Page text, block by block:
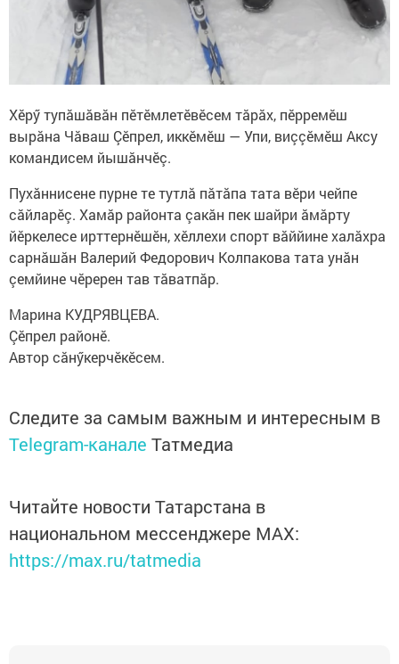
Хӗрӳ тупăшăвăн пӗтӗмлетӗвӗсем тăрăх, пӗрремӗш
вырăна Чăваш Çӗпрел, иккӗмӗш — Упи, виççӗмӗш Аксу
командисем йышăнчӗç.
Пухăннисене пурне те тутлă пăтăпа тата вӗри чейпе
сăйларӗç. Хамăр районта çакăн пек шайри ăмăрту
йӗркелесе ирттернӗшӗн, хӗллехи спорт вăййине халăхра
сарнăшăн Валерий Федорович Колпакова тата унăн
çемйине чӗререн тав тăватпăр.
Марина КУДРЯВЦЕВА.
Çӗпрел районӗ.
Автор сăнӳкерчӗкӗсем.
Следите за самым важным и интересным в
Telegram-канале Татмедиа
Читайте новости Татарстана в
национальном мессенджере MАХ:
https://max.ru/tatmedia